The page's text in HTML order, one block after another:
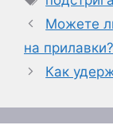
Можете
на прилавки?
Как